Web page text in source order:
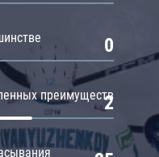
0
преимуществ
2